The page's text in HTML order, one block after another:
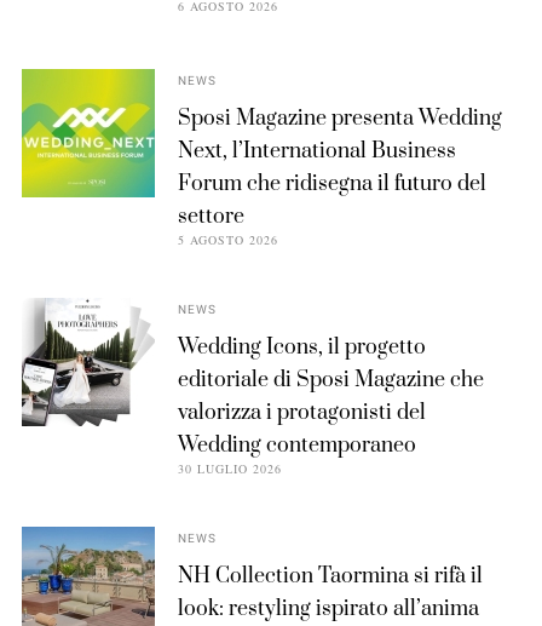
6 AGOSTO 2026
NEWS
Sposi Magazine presenta Wedding
Next, l’International Business
Forum che ridisegna il futuro del
settore
5 AGOSTO 2026
NEWS
Wedding Icons, il progetto
editoriale di Sposi Magazine che
valorizza i protagonisti del
Wedding contemporaneo
30 LUGLIO 2026
NEWS
NH Collection Taormina si rifà il
look: restyling ispirato all’anima